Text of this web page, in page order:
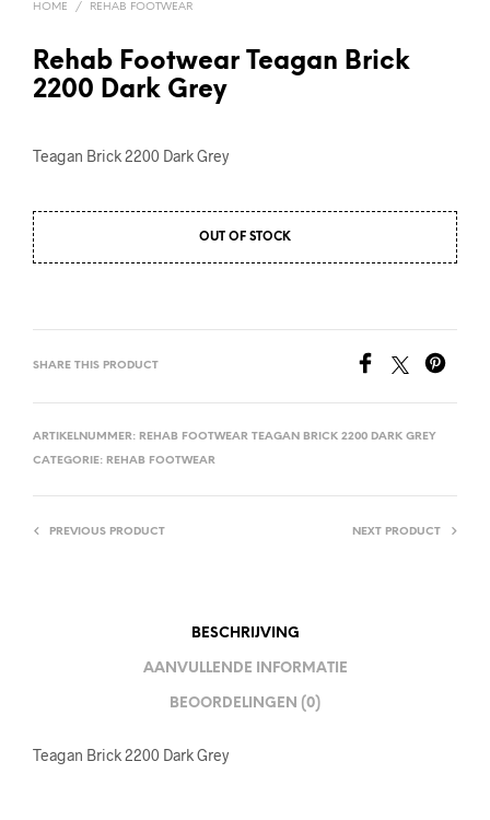
HOME / REHAB FOOTWEAR
Rehab Footwear Teagan Brick
2200 Dark Grey
Teagan Brick 2200 Dark Grey
OUT OF STOCK
SHARE THIS PRODUCT
ARTIKELNUMMER: REHAB FOOTWEAR TEAGAN BRICK 2200 DARK GREY
CATEGORIE: REHAB FOOTWEAR
PREVIOUS PRODUCT NEXT PRODUCT
BESCHRIJVING
AANVULLENDE INFORMATIE
BEOORDELINGEN (0)
Teagan Brick 2200 Dark Grey